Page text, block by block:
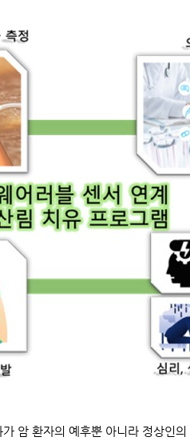
암 환자의 예후뿐 아니라 정상인